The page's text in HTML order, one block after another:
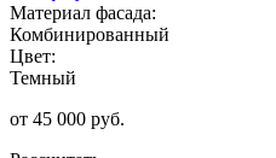
Материал фасада:
Комбинированный
Цвет:
Темный
от 45 000 руб.